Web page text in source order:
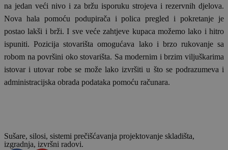
na jedan veći nivo i za bržu isporuku strojeva i rezervnih djelova.
Nova hala pomoću podupirača i polica pregled i pokretanje je
postao lakši i brži. I sve veće zahtjeve kupaca možemo lako i hitro
ispuniti. Pozicija stovarišta omogućava lako i brzo rukovanje sa
robom na površini oko stovarišta. Sa modernim i brzim viljuškarima
istovar i utovar robe se može lako izvršiti u što se podrazumeva i
administracijska obrada podataka pomoću računara.
Sušare, silosi, sistemi prečišćavanja projektovanje skladišta,
izgradnja, izvršni radovi.